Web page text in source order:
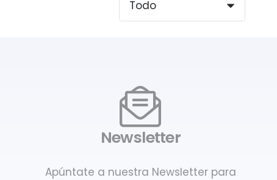
Newsletter
Apúntate a nuestra Newsletter para